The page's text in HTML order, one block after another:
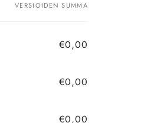
VERSIOIDEN SUMMA
€0,00
€0,00
€0,00